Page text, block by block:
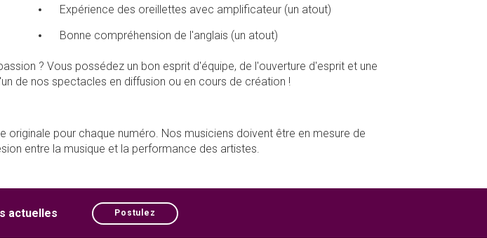
Expérience des oreillettes avec amplificateur (un atout)
Bonne compréhension de l'anglais (un atout)
? Vous possédez un bon esprit d'équipe, de l'ouverture d'esprit et une
de nos spectacles en diffusion ou en cours de création !
pour chaque numéro. Nos musiciens doivent être en mesure de
entre la musique et la performance des artistes.
actuelles Postulez